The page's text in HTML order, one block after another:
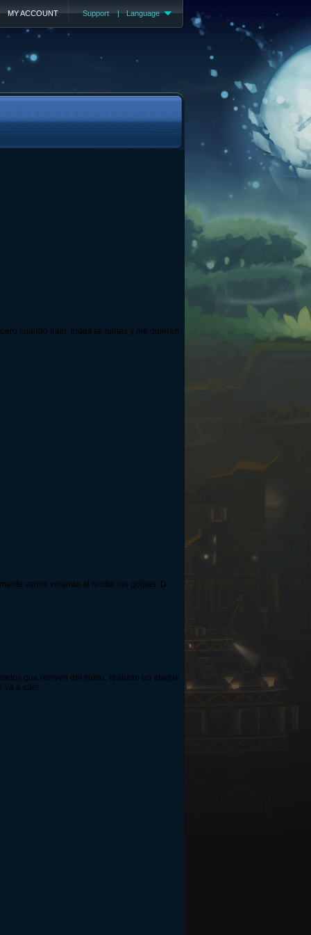
Support | Language
MY ACCOUNT
cuando trato, todas se juntas y me quieren
verlos volando al recibir los golpes :D
que reviven del suelo, realizan un ataque
va a caer.